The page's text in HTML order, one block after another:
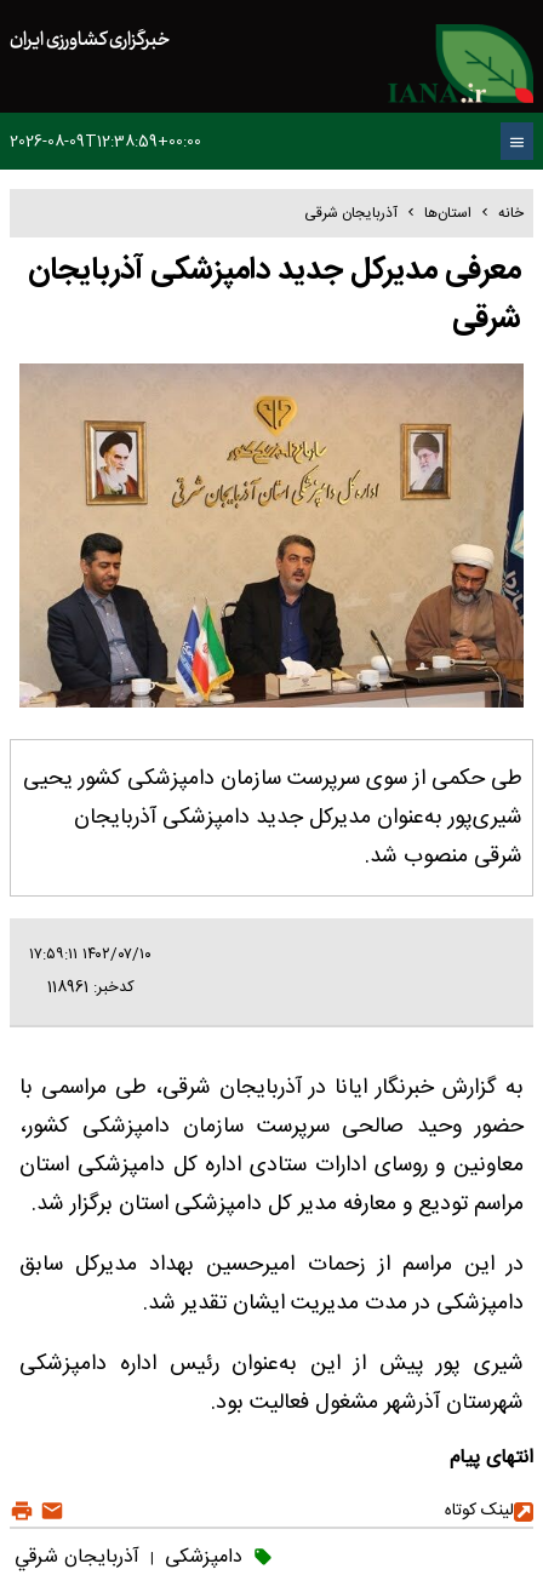
خبرگزاری کشاورزی ایران
2026-08-09T12:38:59+00:00
خانه استان‌ها آذربایجان شرقی
معرفی مدیرکل جدید دامپزشکی آذربایجان
شرقی
طی حکمی از سوی سرپرست سازمان دامپزشکی کشور یحیی
شیری‌پور به‌عنوان مدیرکل جدید دامپزشکی آذربایجان
شرقی منصوب شد.
۱۴۰۲/۰۷/۱۰ ۱۷:۵۹:۱۱
کدخبر: 118961
به گزارش خبرنگار ایانا در آذربایجان شرقی، طی مراسمی با
حضور وحید صالحی سرپرست سازمان دامپزشکی کشور،
معاونین و روسای ادارات ستادی اداره کل دامپزشکی استان
مراسم تودیع و معارفه مدیر کل دامپزشکی استان برگزار شد.
در این مراسم از زحمات امیرحسین بهداد مدیرکل سابق
دامپزشکی در مدت مدیریت ایشان تقدیر شد.
شیری پور پیش از این به‌عنوان رئیس اداره دامپزشکی
شهرستان آذرشهر مشغول فعالیت بود.
انتهای پیام
لینک کوتاه
دامپزشکی | آذربايجان شرقي